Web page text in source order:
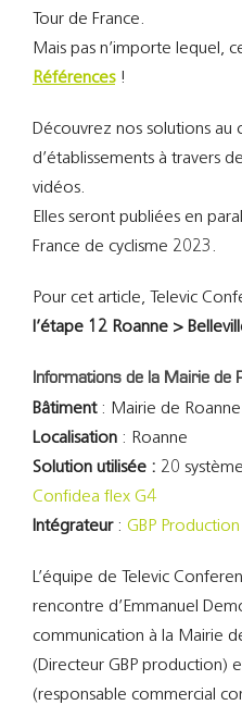
Tour de France.
Mais pas n’importe lequel,
Références !
Découvrez nos solutions au
d’établissements à travers
vidéos.
Elles seront publiées en
France de cyclisme 2023.
Pour cet article, Televic
l’étape 12 Roanne >
Informations de la Mairie de
Bâtiment: Mairie de Roanne
Localisation: Roanne
Solution utilisée : 20
Confidea flex G4
Intégrateur: GBP Production
L’équipe de Televic
rencontre d’Emmanuel
communication à la Mairie
(Directeur GBP production)
(responsable commercial